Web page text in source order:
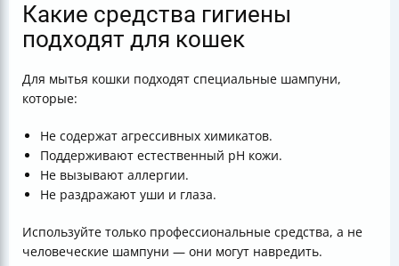
Какие средства гигиены
подходят для кошек
Для мытья кошки подходят специальные шампуни,
которые:
Не содержат агрессивных химикатов.
Поддерживают естественный pH кожи.
Не вызывают аллергии.
Не раздражают уши и глаза.
Используйте только профессиональные средства, а не
человеческие шампуни — они могут навредить.